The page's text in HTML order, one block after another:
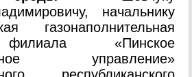
начальнику
газонаполнительная
«Пинское
управление»